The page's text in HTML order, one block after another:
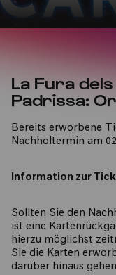
La Fura
Padrissa:
Bereits erworbene
Nachholtermin am
Information zur
Sollten Sie den
ist eine
hierzu möglichst
Sie die Karten
darüber hinaus